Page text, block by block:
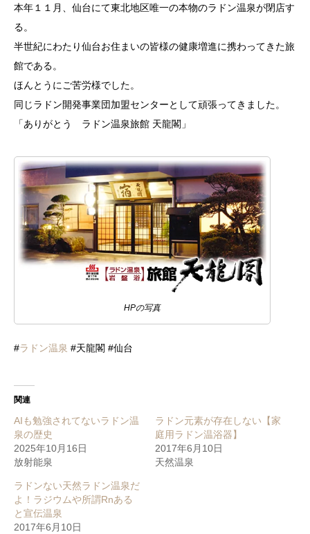
本年１１月、仙台にて東北地区唯一の本物のラドン温泉が閉店す
る。
半世紀にわたり仙台お住まいの皆様の健康増進に携わってきた旅
館である。
ほんとうにご苦労様でした。
同じラドン開発事業団加盟センターとして頑張ってきました。
「ありがとう ラドン温泉旅館 天龍閣 」
HPの写真
#ラドン温泉 #天龍閣 #仙台
関連
AIも勉強されてないラドン温
泉の歴史
2025年10月16日
放射能泉
ラドン元素が存在しない【家
庭用ラドン温浴器】
2017年6月10日
天然温泉
ラドンない天然ラドン温泉だ
よ！ラジウムや所謂Rnある
と宣伝温泉
2017年6月10日